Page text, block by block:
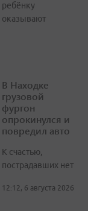
ребёнку
оказывают
В Находке
грузовой
фургон
опрокинулся и
повредил авто
К счастью,
пострадавших нет
12:12, 6 августа 2026